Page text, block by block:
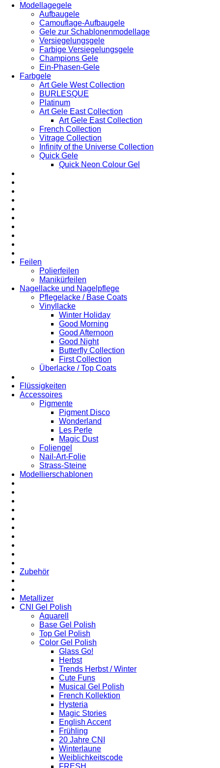
Modellagegele
Aufbaugele
Camouflage-Aufbaugele
Gele zur Schablonenmodellage
Versiegelungsgele
Farbige Versiegelungsgele
Champions Gele
Ein-Phasen-Gele
Farbgele
Art Gele West Collection
BURLESQUE
Platinum
Art Gele East Collection
Art Gele East Collection
French Collection
Vitrage Collection
Infinity of the Universe Collection
Quick Gele
Quick Neon Colour Gel
Feilen
Polierfeilen
Manikürfeilen
Nagellacke und Nagelpflege
Pflegelacke / Base Coats
Vinyllacke
Winter Holiday
Good Morning
Good Afternoon
Good Night
Butterfly Collection
First Collection
Überlacke / Top Coats
Flüssigkeiten
Accessoires
Pigmente
Pigment Disco
Wonderland
Les Perle
Magic Dust
Foliengel
Nail-Art-Folie
Strass-Steine
Modellierschablonen
Zubehör
Metallizer
CNI Gel Polish
Aquarell
Base Gel Polish
Top Gel Polish
Color Gel Polish
Glass Go!
Herbst
Trends Herbst / Winter
Cute Funs
Musical Gel Polish
French Kollektion
Hysteria
Magic Stories
English Accent
Frühling
20 Jahre CNI
Winterlaune
Weiblichkeitscode
FRESH